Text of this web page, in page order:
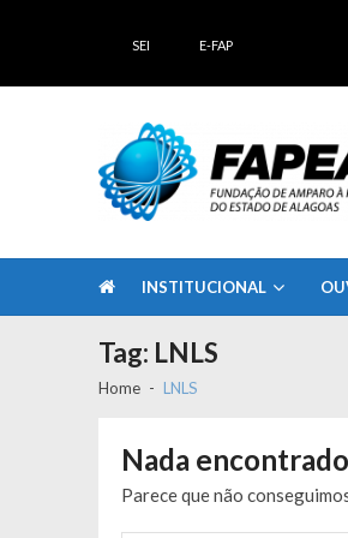
SEI E-FAP
INSTITUCIONAL
Tag: LNLS
Home LNLS
Nada encontrado
Parece que não